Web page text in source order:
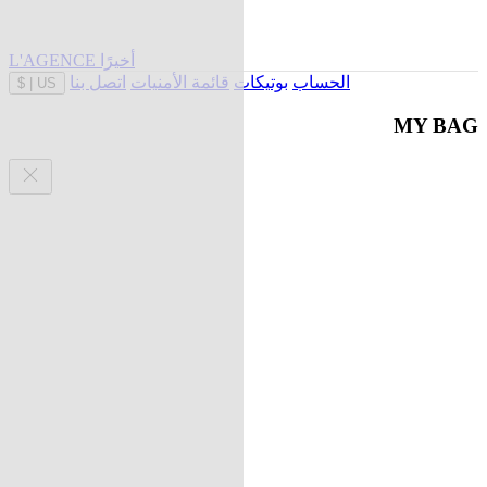
L'AGENCE أخيرًا
US
$ الحساب بوتيكات قائمة الأمنيات اتصل بنا
MY BAG